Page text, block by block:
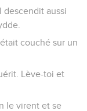
descendit aussi
couché sur un
Lève-toi et
le virent et se